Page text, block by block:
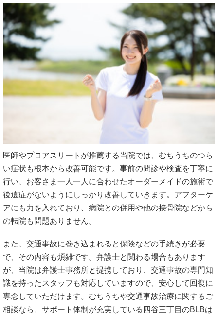
医師やプロアスリートが推薦する当院では、むちうちのつら
い症状も根本から改善可能です。事前の問診や検査を丁寧に
行い、お客さま一人一人に合わせたオーダーメイドの施術で
後遺症がないようにしっかり改善していきます。アフターケ
アにも力を入れており、病院との併用や他の接骨院などから
の転院も問題ありません。
また、交通事故に巻き込まれると保険などの手続きが必要
で、その内容も煩雑です。弁護士と関わる場合もあります
が、当院は弁護士事務所と提携しており、交通事故の専門知
識を持ったスタッフも対応していますので、安心して回復に
専念していただけます。むちうちや交通事故治療に関するご
相談なら、サポート体制が充実している四谷三丁目のBLBは